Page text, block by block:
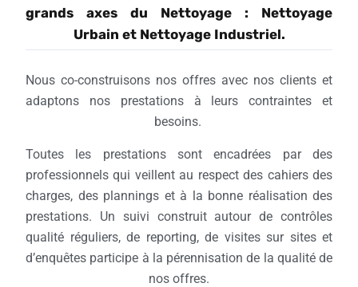
grands axes du Nettoyage : Nettoyage
Urbain et Nettoyage Industriel.
Nous co-construisons nos offres avec nos clients et
adaptons nos prestations à leurs contraintes et
besoins.
Toutes les prestations sont encadrées par des
professionnels qui veillent au respect des cahiers des
charges, des plannings et à la bonne réalisation des
prestations. Un suivi construit autour de contrôles
qualité réguliers, de reporting, de visites sur sites et
d’enquêtes participe à la pérennisation de la qualité de
nos offres.